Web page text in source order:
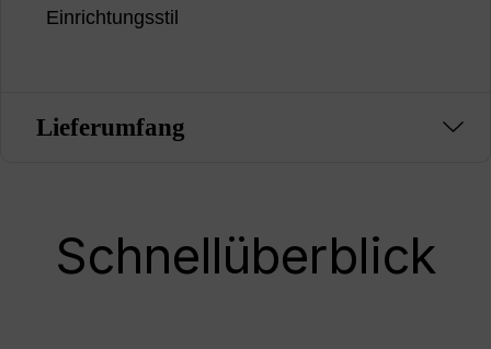
Einrichtungsstil
Lieferumfang
Schnellüberblick